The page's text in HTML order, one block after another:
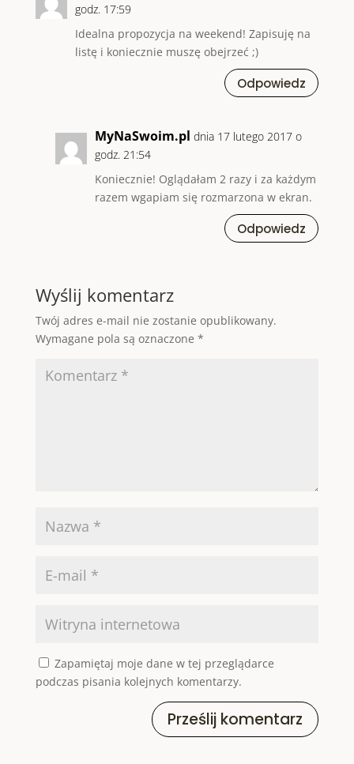
godz. 17:59
Idealna propozycja na weekend! Zapisuję na
listę i koniecznie muszę obejrzeć ;)
Odpowiedz
MyNaSwoim.pl dnia 17 lutego 2017 o
godz. 21:54
Koniecznie! Oglądałam 2 razy i za każdym
razem wgapiam się rozmarzona w ekran.
Odpowiedz
Wyślij komentarz
Twój adres e-mail nie zostanie opublikowany.
Wymagane pola są oznaczone *
Zapamiętaj moje dane w tej przeglądarce
podczas pisania kolejnych komentarzy.
Prześlij komentarz